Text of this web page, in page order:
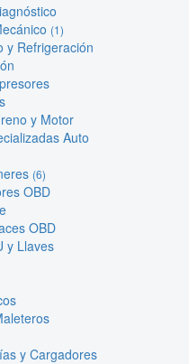
(1)
y Refrigeración
y Motor
Auto
(6)
OBD
OBD
y Llaves
y Cargadores